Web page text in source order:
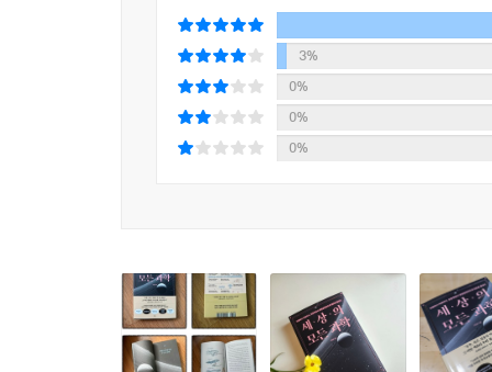
이렇게 농경은 토양 침식이든 토양 염화든, 결국
이 부족한 지역은 토양 염화 문제가 발생하기 때
양이라는 자원을 이용하는 ‘산업’이죠. UN에 따
도로 토양이 계속 파괴될 경우 60년 후에는 지구
으로 인한 토양 파괴 지역을 나타낸 것인데 위험
제외하면 농경이 가능한 지역은 얼마 되지도 않
심히 그 요구에도 부응했죠. 그 결과 하층민들의
해 휴일에 놀지 않고 독서하기를 선호하며 자신들
랑스 혁명의 주요한 동력 중 하나가 되어 결국 정
일으킵니다. 책에 실린 글자들의 힘은 왕정 체제
원숭이가 유인원을 거쳐 인간으로 진화하고, 인
발달을 촉진시킨 것이 ‘기후변화’와 같은 외부적
인류 문명을 흥하게도 하지만 망하게도 했다는
무기, 농업, 문자를 중심으로 인류 문명이 흥망성
달리 저자는 과거의 장면을 오늘날의 문제적 장
도전을 거듭해온 과학의 역사가 한눈에 들어온다
갈릴레오가 천체 망원경을 만들었고, 뉴턴이 중
그러나 정확한 내용을 알고 있는 사람은 손에 꼽
별점별로 리뷰를 확인해 보세
3%
0%
0%